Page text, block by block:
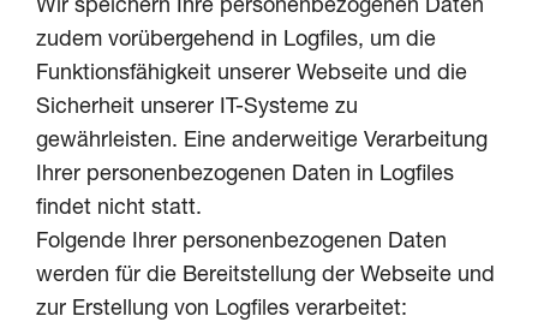
Wir speichern Ihre personenbezogenen Daten
zudem vorübergehend in Logfiles, um die
Funktionsfähigkeit unserer Webseite und die
Sicherheit unserer IT-Systeme zu
gewährleisten. Eine anderweitige Verarbeitung
Ihrer personenbezogenen Daten in Logfiles
findet nicht statt.
Folgende Ihrer personenbezogenen Daten
werden für die Bereitstellung der Webseite und
zur Erstellung von Logfiles verarbeitet: